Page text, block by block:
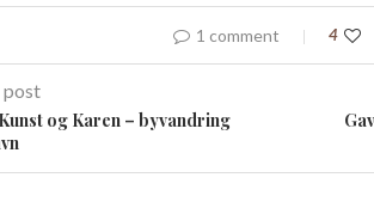
1 comment 4
post
og Karen – byvandring